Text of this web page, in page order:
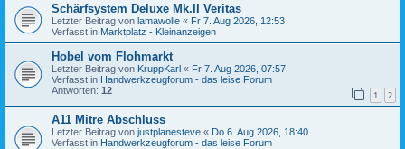
Schärfsystem Deluxe Mk.II Veritas
Letzter Beitrag von lamawolle « Fr 7. Aug 2026, 12:53
Verfasst in Marktplatz - Kleinanzeigen
Hobel vom Flohmarkt
Letzter Beitrag von KruppKarl « Fr 7. Aug 2026, 07:57
Verfasst in Handwerkzeugforum - das leise Forum
Antworten: 12 1 2
A11 Mitre Abschluss
Letzter Beitrag von justplanesteve « Do 6. Aug 2026, 18:40
Verfasst in Handwerkzeugforum - das leise Forum